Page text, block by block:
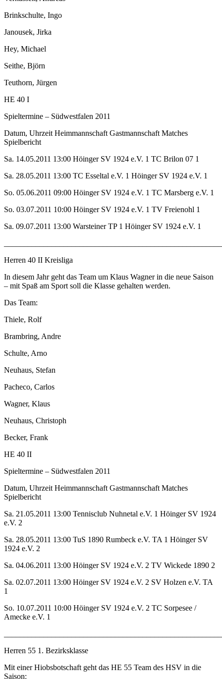
Brinkschulte, Ingo
Janousek, Jirka
Hey, Michael
Seithe, Björn
Teuthorn, Jürgen
HE 40 I
Spieltermine – Südwestfalen 2011
Datum, Uhrzeit Heimmannschaft Gastmannschaft Matches
Spielbericht
Sa. 14.05.2011 13:00 Höinger SV 1924 e.V. 1 TC Brilon 07 1
Sa. 28.05.2011 13:00 TC Esseltal e.V. 1 Höinger SV 1924 e.V. 1
So. 05.06.2011 09:00 Höinger SV 1924 e.V. 1 TC Marsberg e.V. 1
So. 03.07.2011 10:00 Höinger SV 1924 e.V. 1 TV Freienohl 1
Sa. 09.07.2011 13:00 Warsteiner TP 1 Höinger SV 1924 e.V. 1
Herren 40 II Kreisliga
In diesem Jahr geht das Team um Klaus Wagner in die neue Saison
– mit Spaß am Sport soll die Klasse gehalten werden.
Das Team:
Thiele, Rolf
Brambring, Andre
Schulte, Arno
Neuhaus, Stefan
Pacheco, Carlos
Wagner, Klaus
Neuhaus, Christoph
Becker, Frank
HE 40 II
Spieltermine – Südwestfalen 2011
Datum, Uhrzeit Heimmannschaft Gastmannschaft Matches
Spielbericht
Sa. 21.05.2011 13:00 Tennisclub Nuhnetal e.V. 1 Höinger SV 1924
e.V. 2
Sa. 28.05.2011 13:00 TuS 1890 Rumbeck e.V. TA 1 Höinger SV
1924 e.V. 2
Sa. 04.06.2011 13:00 Höinger SV 1924 e.V. 2 TV Wickede 1890 2
Sa. 02.07.2011 13:00 Höinger SV 1924 e.V. 2 SV Holzen e.V. TA
1
So. 10.07.2011 10:00 Höinger SV 1924 e.V. 2 TC Sorpesee /
Amecke e.V. 1
Herren 55 1. Bezirksklasse
Mit einer Hiobsbotschaft geht das HE 55 Team des HSV in die
Saison: